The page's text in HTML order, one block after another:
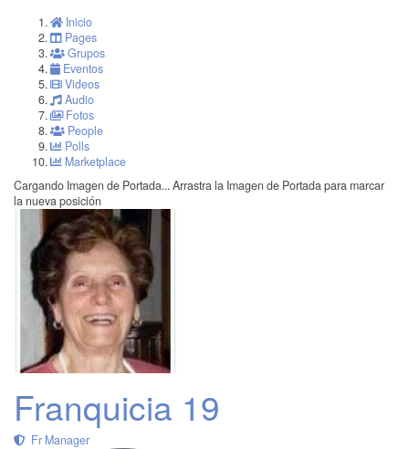
Inicio
Pages
Grupos
Eventos
Videos
Audio
Fotos
People
Polls
Marketplace
Cargando Imagen de Portada... Arrastra la Imagen de Portada para marcar
la nueva posición
Franquicia 19
Fr Manager